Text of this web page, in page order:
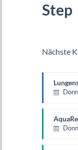
Step
Nächste